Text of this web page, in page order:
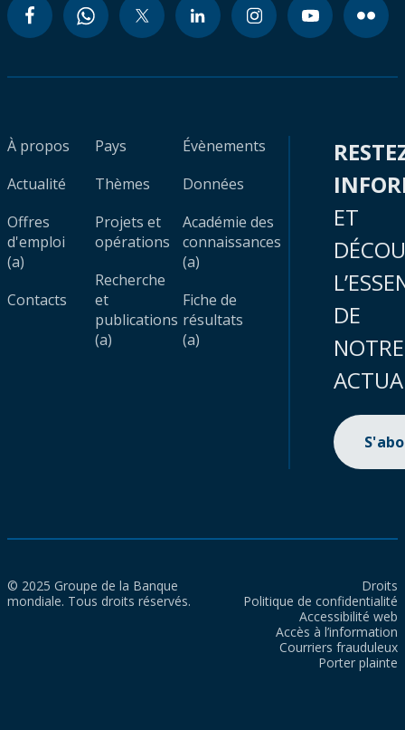
À propos
Actualité
Offres
d'emploi
(a)
Contacts
Pays
Thèmes
Projets et
opérations
Recherche
et
publications
(a)
Évènements
Données
Académie des
connaissances
(a)
Fiche de
résultats
(a)
ET
DE
NOTRE
© 2025 Groupe de la Banque
mondiale. Tous droits réservés.
Droits
Politique de confidentialité
Accessibilité web
Accès à l’information
Courriers frauduleux
Porter plainte